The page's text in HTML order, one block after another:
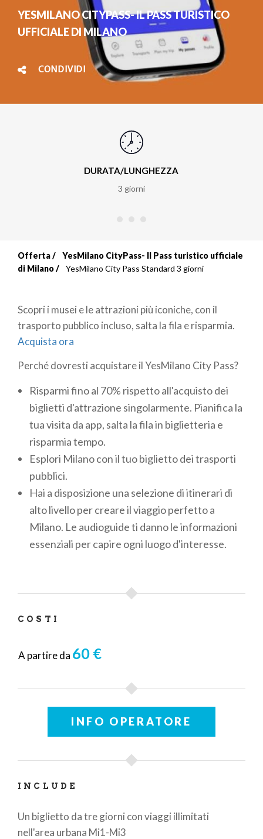
YESMILANO CITYPASS- IL PASS TURISTICO
UFFICIALE DI MILANO
CONDIVIDI
DURATA/LUNGHEZZA
3 giorni
Briciole
pane
Offerta
YesMilano CityPass- Il Pass turistico ufficiale
di Milano
YesMilano City Pass Standard 3 giorni
Scopri i musei e le attrazioni più iconiche, con il
trasporto pubblico incluso, salta la fila e risparmia.
Acquista ora
Perché dovresti acquistare il YesMilano City Pass?
Risparmi fino al 70% rispetto all'acquisto dei
biglietti d'attrazione singolarmente. Pianifica la
tua visita da app, salta la fila in biglietteria e
risparmia tempo.
Esplori Milano con il tuo biglietto dei trasporti
pubblici.
Hai a disposizione una selezione di itinerari di
alto livello per creare il viaggio perfetto a
Milano. Le audioguide ti danno le informazioni
essenziali per capire ogni luogo d'interesse.
COSTI
A partire da 60 €
INFO OPERATORE
INCLUDE
Un biglietto da tre giorni con viaggi illimitati
nell'area urbana Mi1-Mi3